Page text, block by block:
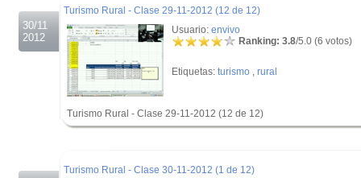
30/11
2012
Turismo Rural - Clase 29-11-2012 (12 de 12)
Usuario: envivo
Ranking: 3.8/5.0 (6 votos)
Etiquetas: turismo , rural
Turismo Rural - Clase 29-11-2012 (12 de 12)
Turismo Rural - Clase 30-11-2012 (1 de 12)